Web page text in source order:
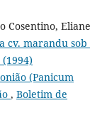
Cosentino, Eliane
cv. marandu sob
(Panicum
, Boletim de